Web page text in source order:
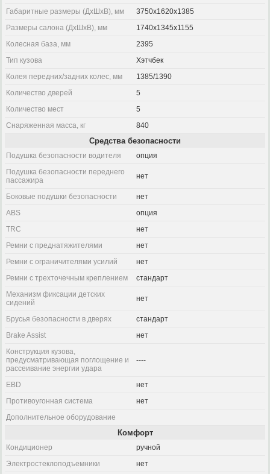
Габаритные размеры (ДхШхВ), мм
3750x1620x1385
Размеры салона (ДхШхВ), мм
1740x1345x1155
Колесная база, мм
2395
Тип кузова
Хэтчбек
Колея передних/задних колес, мм
1385/1390
Количество дверей
5
Количество мест
5
Снаряженная масса, кг
840
Средства безопасности
Подушка безопасности водителя
опция
Подушка безопасности переднего
пассажира
нет
Боковые подушки безопасности
нет
ABS
опция
TRC
нет
Ремни с преднатяжителями
нет
Ремни с ограничителями усилий
нет
Ремни с трехточечным креплением
стандарт
Механизм фиксации детских
сидений
нет
Брусья безопасности в дверях
стандарт
Brake Assist
нет
Конструкция кузова,
предусматривающая поглощение и
рассеивание энергии удара
----
EBD
нет
Противоугонная система
нет
Дополнительное оборудование
Комфорт
Кондиционер
ручной
Электростеклоподъемники
нет